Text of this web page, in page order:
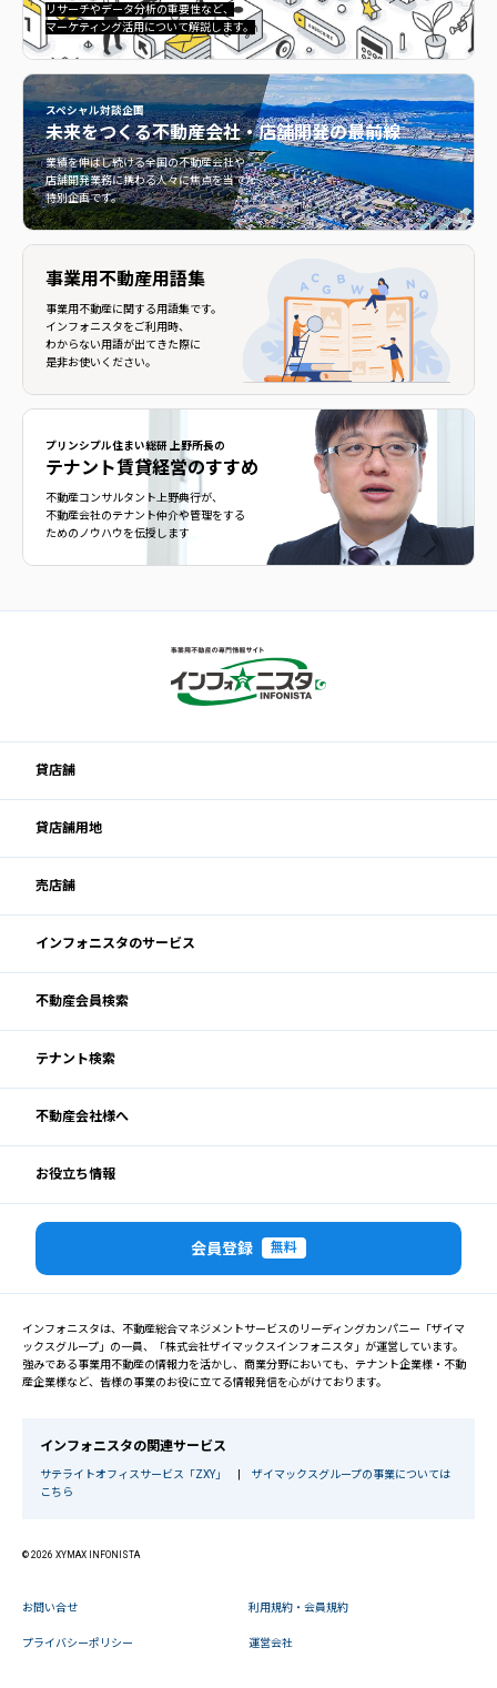
リサーチやデータ分析の重要性など、
マーケティング活用について解説します。
スペシャル対談企画
未来をつくる不動産会社・店舗開発の最前線
業績を伸ばし続ける全国の不動産会社や
店舗開発業務に携わる人々に焦点を当てた
特別企画です。
不動産会社・店舗開発の最前線">
事業用不動産用語集
事業用不動産に関する用語集です。
インフォニスタをご利用時、
わからない用語が出てきた際に
是非お使いください。
プリンシプル住まい総研 上野所長の
テナント賃貸経営のすすめ
不動産コンサルタント上野典行が、
不動産会社のテナント仲介や管理をする
ためのノウハウを伝授します
貸店舗
貸店舗用地
売店舗
インフォニスタのサービス
不動産会員検索
テナント検索
不動産会社様へ
お役立ち情報
会員登録 無料
インフォニスタは、不動産総合マネジメントサービスのリーディングカンパニー「ザイマ
ックスグループ」の一員、「株式会社ザイマックスインフォニスタ」が運営しています。
強みである事業用不動産の情報力を活かし、商業分野においても、テナント企業様・不動
産企業様など、皆様の事業のお役に立てる情報発信を心がけております。
インフォニスタの関連サービス
サテライトオフィスサービス「ZXY」
ザイマックスグループの事業については
こちら
© 2026 XYMAX INFONISTA
お問い合せ 利用規約・会員規約
プライバシーポリシー 運営会社